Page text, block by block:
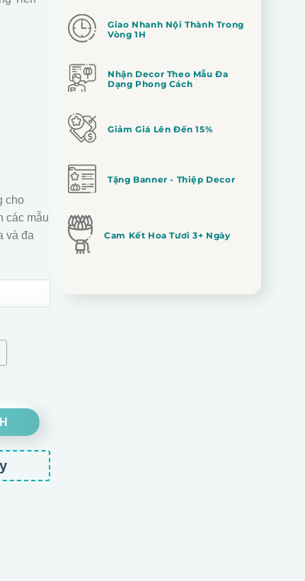
cho
các mẫu
và đa
Giao Nhanh Nội Thành Trong
Vòng 1H
Nhận Decor Theo Mẫu Đa
Dạng Phong Cách
Giảm Giá Lên Đến 15%
Tặng Banner - Thiệp Decor
Cam Kết Hoa Tươi 3+ Ngày